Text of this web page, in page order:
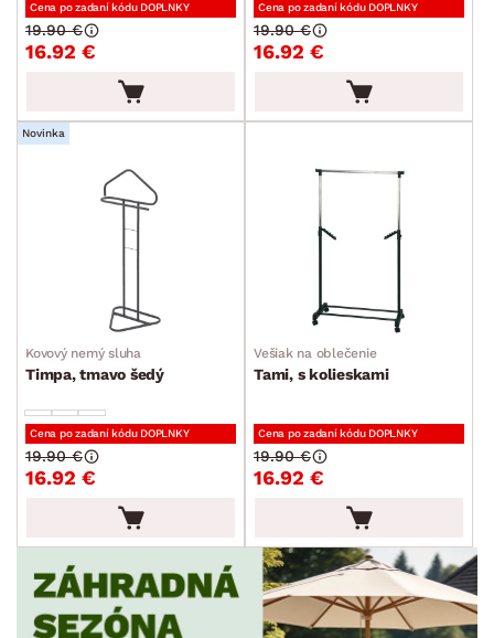
DEKOR
max.
cm max.
cm max.
POVRCHOVÁ ÚPRAVA
MIESTNOSŤ
SKLADOVOSŤ
Cena po zadaní kódu DOPLNKY
16.92 €
19.90 €
Cena po zadaní kódu DOPLNKY
16.92 €
19.90 €
Novinka
Kovový nemý sluha
Timpa, tmavo šedý
Cena po zadaní kódu DOPLNKY
16.92 €
19.90 €
Vešiak na oblečenie
Tami, s kolieskami
Cena po zadaní kódu DOPLNKY
16.92 €
19.90 €